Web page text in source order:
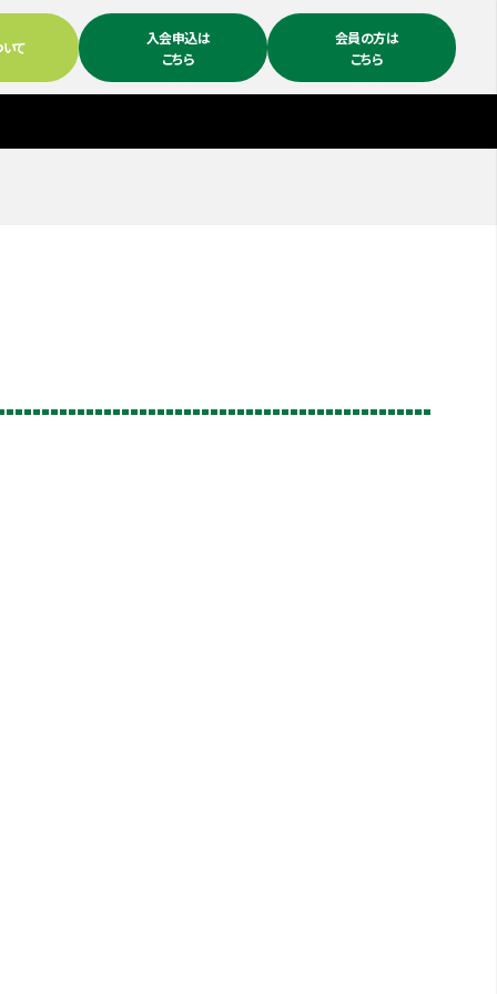
て
入会申込は
こちら
会員の方は
こちら